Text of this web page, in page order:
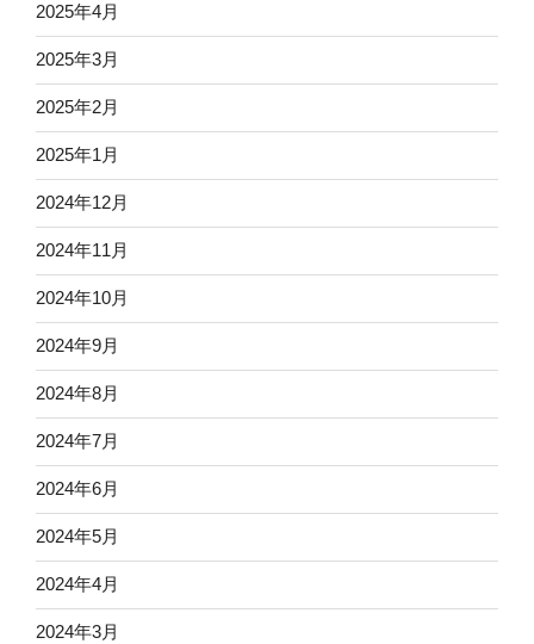
2025年4月
2025年3月
2025年2月
2025年1月
2024年12月
2024年11月
2024年10月
2024年9月
2024年8月
2024年7月
2024年6月
2024年5月
2024年4月
2024年3月